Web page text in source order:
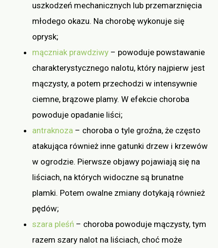
uszkodzeń mechanicznych lub przemarznięcia
młodego okazu. Na chorobę wykonuje się
oprysk;
mączniak prawdziwy – powoduje powstawanie
charakterystycznego nalotu, który najpierw jest
mączysty, a potem przechodzi w intensywnie
ciemne, brązowe plamy. W efekcie choroba
powoduje opadanie liści;
antraknoza – choroba o tyle groźna, że często
atakująca również inne gatunki drzew i krzewów
w ogrodzie. Pierwsze objawy pojawiają się na
liściach, na których widoczne są brunatne
plamki. Potem owalne zmiany dotykają również
pędów;
szara pleśń – choroba powoduje mączysty, tym
razem szary nalot na liściach, choć może